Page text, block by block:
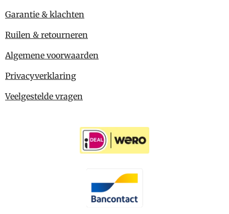
Garantie & klachten
Ruilen & retourneren
Algemene voorwaarden
Privacyverklaring
Veelgestelde vragen